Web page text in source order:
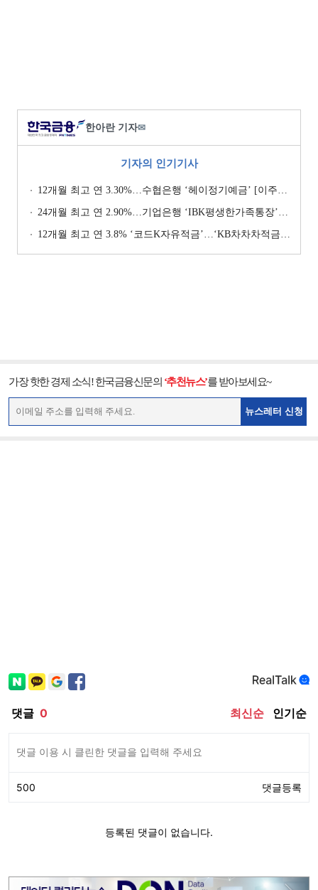
한아란 기자✉
기자의 인기기사
12개월 최고 연 3.30%…수협은행 ‘헤이정기예금’ [이주의 은행 예금금리-1월 2주]
24개월 최고 연 2.90%…기업은행 ‘IBK평생한가족통장’ [이주의 은행 예금금리-1월 2주]
12개월 최고 연 3.8% ‘코드K자유적금’…‘KB차차차적금’ 8% 이자 [이주의 은행 적금금리-1월 2주]
가장 핫한 경제 소식! 한국금융신문의 ‘추천뉴스’를 받아보세요~
뉴스레터 신청